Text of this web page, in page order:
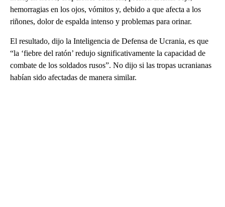
hemorragias en los ojos, vómitos y, debido a que afecta a los
riñones, dolor de espalda intenso y problemas para orinar.
El resultado, dijo la Inteligencia de Defensa de Ucrania, es que
“la ‘fiebre del ratón’ redujo significativamente la capacidad de
combate de los soldados rusos”. No dijo si las tropas ucranianas
habían sido afectadas de manera similar.